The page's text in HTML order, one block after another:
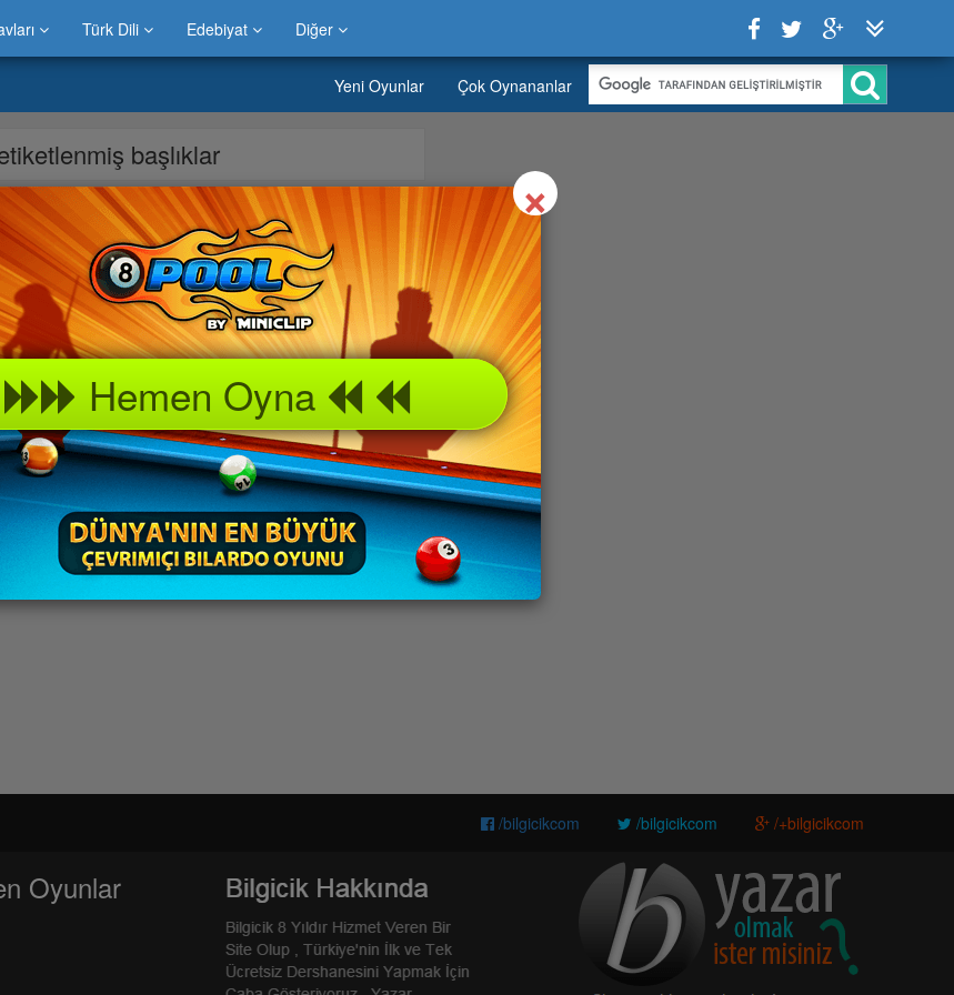
Türk Dili Edebiyat Diğer
Yeni Oyunlar Çok Oynananlar
başlıklar
iyi oyun Dagda Motor Oyna Arkadaslarinizla güzel bir
Motor Oyna çocugunuzla gönül rahatligi içinde
yasa ve her kisiye uygun oyunlari oynayabilirsiniz Dagda
toplanarak oynayabilir güzel vakit geçirebilirsiniz. Dagda
Moto GP oyunu sitemizde bulabilirsiniz.Evinizde
ile bu » Super Moto GP oyununu keyif alarak
peki » Super Moto GP kız çocukları, erkek çocukları ve
olma özelliğini korumaktadır.Bilgicik
/bilgicikcom /bilgicikcom /+bilgicikcom
Oyunlar
×Close
Hemen Oyna